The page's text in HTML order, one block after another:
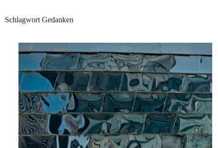
Schlagwort Gedanken